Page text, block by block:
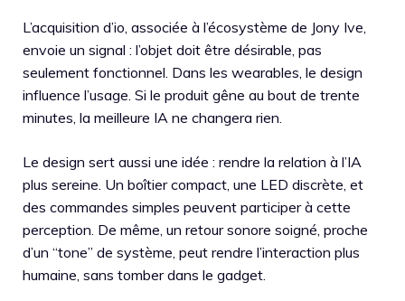
L’acquisition d’io, associée à l’écosystème de Jony Ive,
envoie un signal : l’objet doit être désirable, pas
seulement fonctionnel. Dans les wearables, le design
influence l’usage. Si le produit gêne au bout de trente
minutes, la meilleure IA ne changera rien.
Le design sert aussi une idée : rendre la relation à l’IA
plus sereine. Un boîtier compact, une LED discrète, et
des commandes simples peuvent participer à cette
perception. De même, un retour sonore soigné, proche
d’un “tone” de système, peut rendre l’interaction plus
humaine, sans tomber dans le gadget.